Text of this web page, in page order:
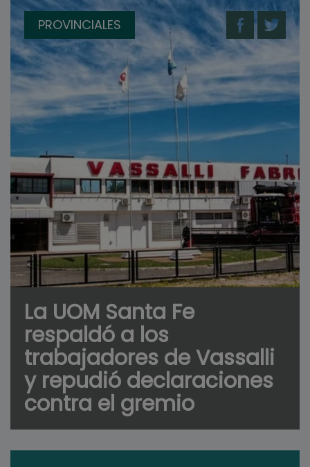
PROVINCIALES
La UOM Santa Fe
respaldó a los
trabajadores de Vassalli
y repudió declaraciones
contra el gremio